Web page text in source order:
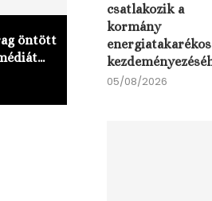
öntött
csatlakozik a
kormány
05/08/2026